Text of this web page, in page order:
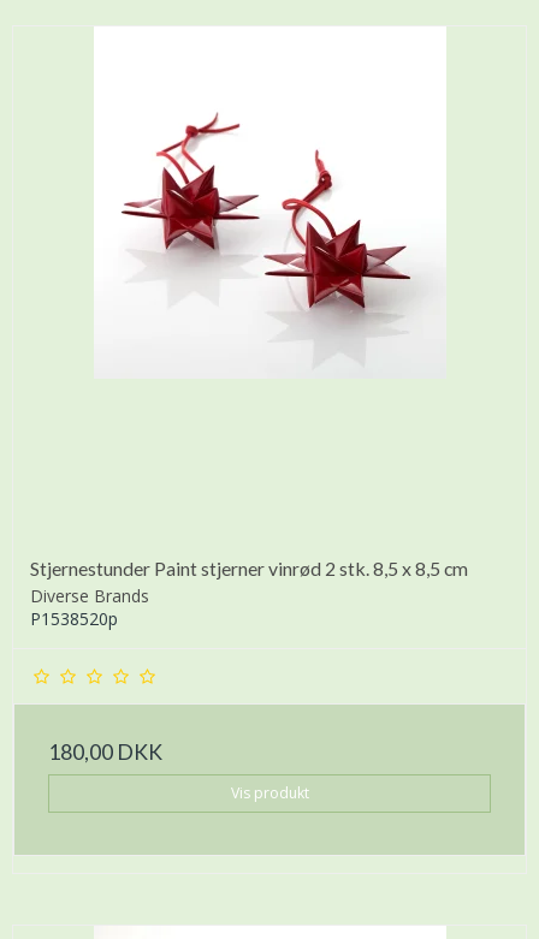
Stjernestunder Paint stjerner vinrød 2 stk. 8,5 x 8,5 cm
Diverse Brands
P1538520p
180,00 DKK
Vis produkt